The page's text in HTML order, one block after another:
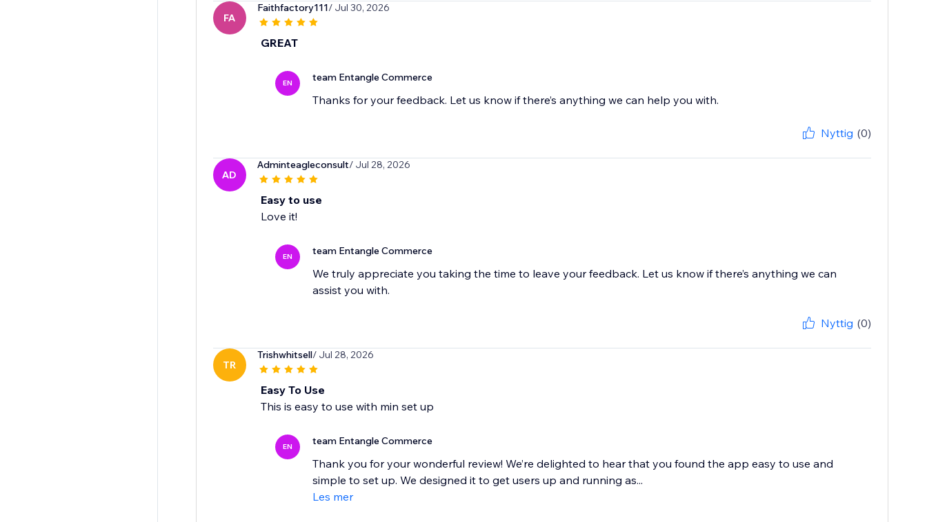
FA
Faithfactory111/ Jul 30, 2026
GREAT
EN team Entangle Commerce
Nyttig (0)
AD
Adminteagleconsult/ Jul 28, 2026
Easy to use
Love it!
EN team Entangle Commerce
We truly appreciate you taking the time to leave your feedback. Let us know if there’s anything we can
Nyttig (0)
TR
Trishwhitsell/ Jul 28, 2026
Easy To Use
This is easy to use with min set up
EN team Entangle Commerce
Thank you for your wonderful review! We’re delighted to hear that you found the app easy to use and
simple to set up. We designed it to get users up and running as...
Les mer